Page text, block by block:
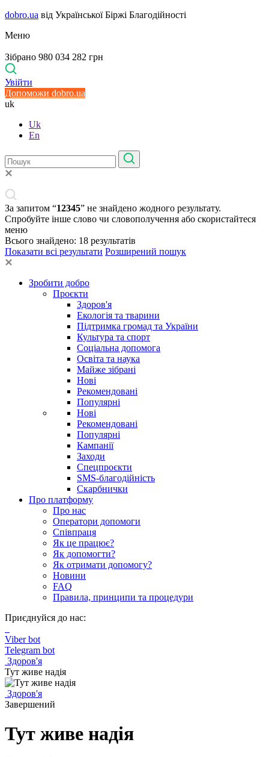
dobro.ua від Української Біржі Благодійності
Меню
Зібрано 980 034 282 грн
Увійти
Допоможи dobro.ua
uk
Uk
En
За запитом “12345” не знайдено жодного результату.
Спробуйте інше слово чи словополучення або скористайтеся
меню
Всього знайдено: 18 результатів
Показати всі результати Розширений пошук
Зробити добро
Проєкти
Здоров'я
Екологія та тварини
Підтримка громад та України
Культура та спорт
Соціальна допомога
Освіта та наука
Майже зібрані
Нові
Рекомендовані
Популярні
Нові
Рекомендовані
Популярні
Кампанії
Заходи
Спецпроєкти
SMS-благодійність
Скарбнички
Про платформу
Про нас
Оператори допомоги
Співпраця
Як це працює?
Як допомогти?
Як отримати допомогу?
Новини
FAQ
Правила, принципи та процедури
Приєднуйся до нас:
Viber bot
Telegram bot
Здоров'я
Тут живе надія
Здоров'я
Завершений
Тут живе надія